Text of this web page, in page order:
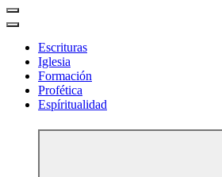
Escrituras
Iglesia
Formación
Profética
Espíritualidad